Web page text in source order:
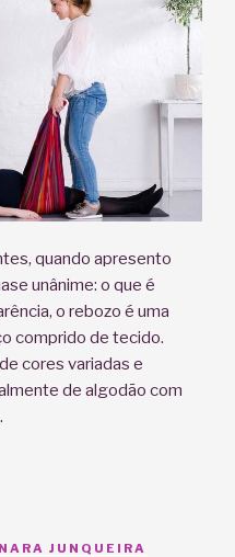
quando apresento
unânime: o que é
o rebozo é uma
comprido de tecido.
cores variadas e
de algodão com
JUNQUEIRA